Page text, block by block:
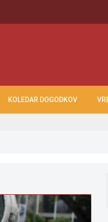
KOLEDAR DOGODKOV